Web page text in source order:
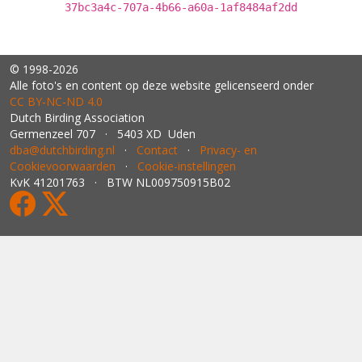
37bc3a4c-707a-4b66-a60a-1af8484af2dd
© 1998-2026
Alle foto's en content op deze website gelicenseerd onder
CC BY‑NC‑ND 4.0
Dutch Birding Association
Germenzeel 707 · 5403 XD Uden
dba@dutchbirding.nl · Contact · Privacy- en
Cookievoorwaarden · Cookie-instellingen
KvK 41201763 · BTW NL009750915B02